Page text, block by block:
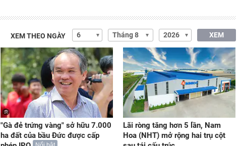
XEM THEO NGÀY XEM
"Gà đẻ trứng vàng" sở hữu 7.000
ha đất của bầu Đức được cấp
Lãi ròng tăng hơn 5 lần, Nam
Hoa (NHT) mở rộng hai trụ cột